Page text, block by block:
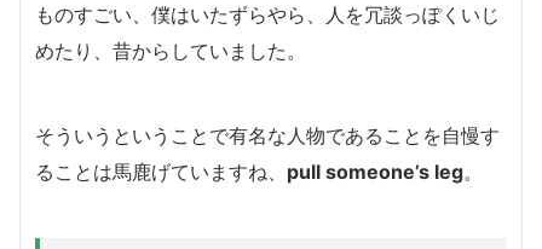
ものすごい、僕はいたずらやら、人を冗談っぽくいじ
めたり、昔からしていました。
そういうということで有名な人物であることを自慢す
ることは馬鹿げていますね、 pull someone’s leg。